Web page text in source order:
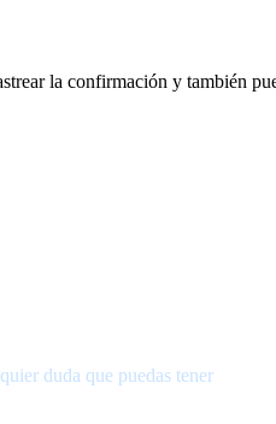
la confirmación y también
duda que puedas tener